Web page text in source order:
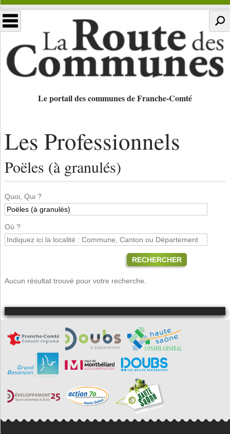
Le portail des communes de Franche-Comté
Les Professionnels
Poëles (à granulés)
Quoi, Qui ?
Où ?
RECHERCHER
Aucun résultat trouvé pour votre recherche.